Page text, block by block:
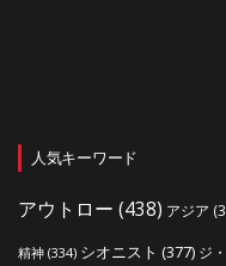
人気キーワード
アウトロー (438) アジア
精神 (334) シオニスト (377) ジ